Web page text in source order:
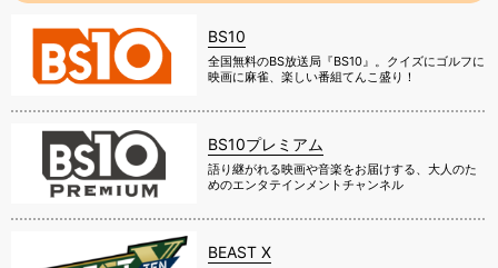
BS10
全国無料のBS放送局『BS10』。クイズにゴルフに
映画に麻雀、楽しい番組てんこ盛り！
BS10プレミアム
語り継がれる映画や音楽をお届けする、大人のた
めのエンタテインメントチャンネル
BEAST X